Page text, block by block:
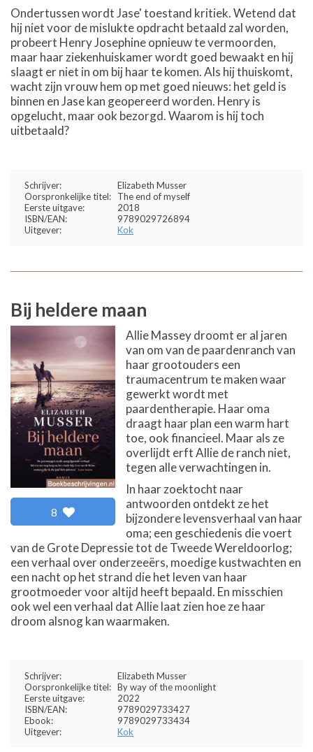
Ondertussen wordt Jase' toestand kritiek. Wetend dat
hij niet voor de mislukte opdracht betaald zal worden,
probeert Henry Josephine opnieuw te vermoorden,
maar haar ziekenhuiskamer wordt goed bewaakt en hij
slaagt er niet in om bij haar te komen. Als hij thuiskomt,
wacht zijn vrouw hem op met goed nieuws: het geld is
binnen en Jase kan geopereerd worden. Henry is
opgelucht, maar ook bezorgd. Waarom is hij toch
uitbetaald?
Schrijver:
Elizabeth Musser
Oorspronkelijke titel:
The end of myself
Eerste uitgave:
2018
ISBN/EAN:
9789029726894
Uitgever:
Kok
Bij heldere maan
8
Allie Massey droomt er al jaren
van om van de paardenranch van
haar grootouders een
traumacentrum te maken waar
gewerkt wordt met
paardentherapie. Haar oma
draagt haar plan een warm hart
toe, ook financieel. Maar als ze
overlijdt erft Allie de ranch niet,
tegen alle verwachtingen in.
In haar zoektocht naar
antwoorden ontdekt ze het
bijzondere levensverhaal van haar
oma; een geschiedenis die voert
van de Grote Depressie tot de Tweede Wereldoorlog;
een verhaal over onderzeeërs, moedige kustwachten en
een nacht op het strand die het leven van haar
grootmoeder voor altijd heeft bepaald. En misschien
ook wel een verhaal dat Allie laat zien hoe ze haar
droom alsnog kan waarmaken.
Schrijver:
Elizabeth Musser
Oorspronkelijke titel: By way of the moonlight
Eerste uitgave:
2022
ISBN/EAN:
9789029733427
Ebook:
9789029733434
Uitgever:
Kok